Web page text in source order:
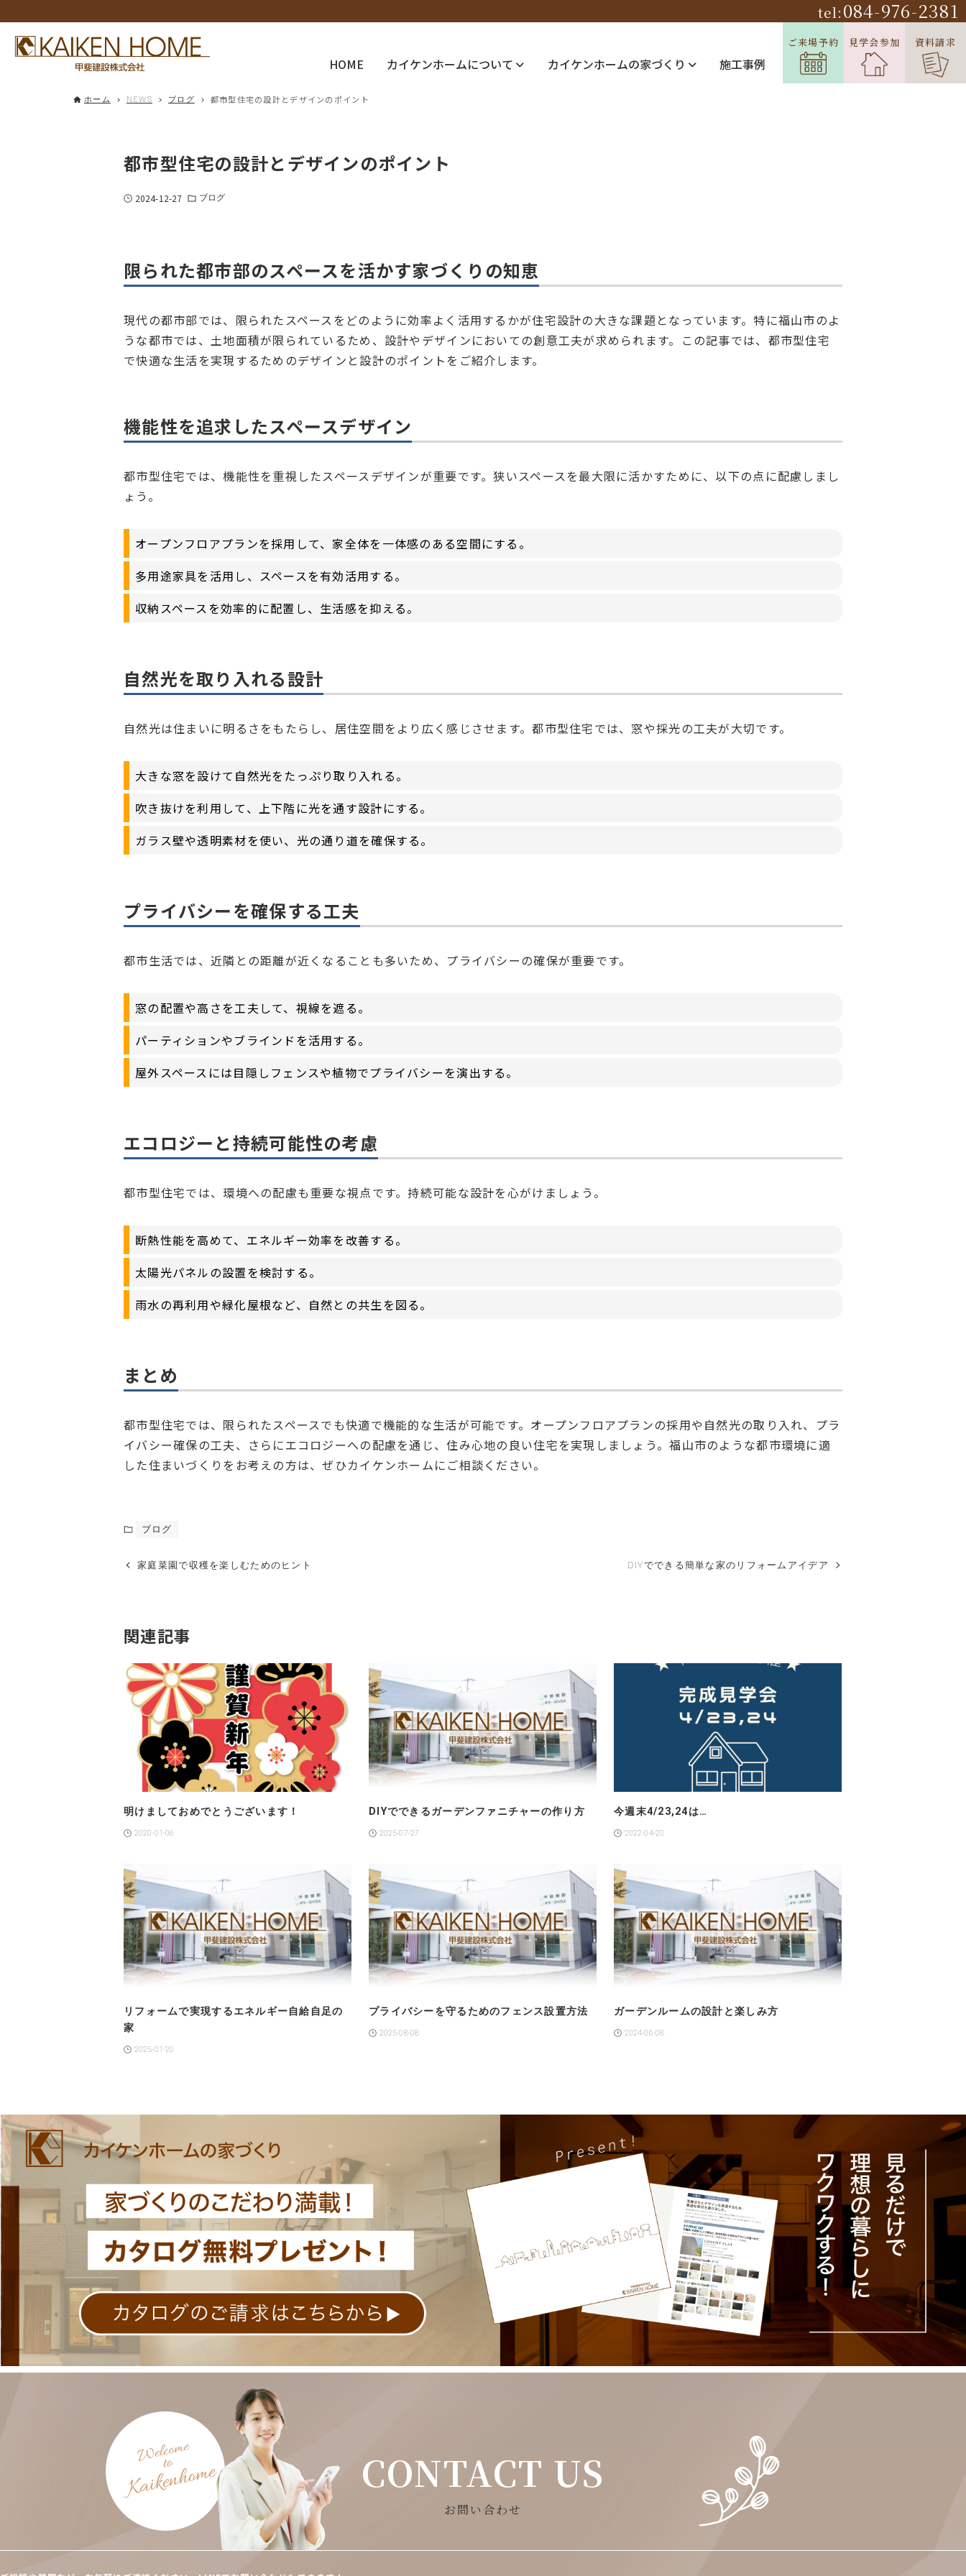
tel:084-976-2381
HOME カイケンホームについて カイケンホームの家づくり 施工事例
ご来場予約 見学会参加 資料請求
ホーム NEWS ブログ 都市型住宅の設計とデザインのポイント
都市型住宅の設計とデザインのポイント
2024-12-27 ブログ
限られた都市部のスペースを活かす家づくりの知恵
現代の都市部では、限られたスペースをどのように効率よく活用するかが住宅設計の大きな課題となっています。特に福山市のよ
うな都市では、土地面積が限られているため、設計やデザインにおいての創意工夫が求められます。この記事では、都市型住宅
で快適な生活を実現するためのデザインと設計のポイントをご紹介します。
機能性を追求したスペースデザイン
都市型住宅では、機能性を重視したスペースデザインが重要です。狭いスペースを最大限に活かすために、以下の点に配慮しまし
ょう。
オープンフロアプランを採用して、家全体を一体感のある空間にする。
多用途家具を活用し、スペースを有効活用する。
収納スペースを効率的に配置し、生活感を抑える。
自然光を取り入れる設計
自然光は住まいに明るさをもたらし、居住空間をより広く感じさせます。都市型住宅では、窓や採光の工夫が大切です。
大きな窓を設けて自然光をたっぷり取り入れる。
吹き抜けを利用して、上下階に光を通す設計にする。
ガラス壁や透明素材を使い、光の通り道を確保する。
プライバシーを確保する工夫
都市生活では、近隣との距離が近くなることも多いため、プライバシーの確保が重要です。
窓の配置や高さを工夫して、視線を遮る。
パーティションやブラインドを活用する。
屋外スペースには目隠しフェンスや植物でプライバシーを演出する。
エコロジーと持続可能性の考慮
都市型住宅では、環境への配慮も重要な視点です。持続可能な設計を心がけましょう。
断熱性能を高めて、エネルギー効率を改善する。
太陽光パネルの設置を検討する。
雨水の再利用や緑化屋根など、自然との共生を図る。
まとめ
都市型住宅では、限られたスペースでも快適で機能的な生活が可能です。オープンフロアプランの採用や自然光の取り入れ、プラ
イバシー確保の工夫、さらにエコロジーへの配慮を通じ、住み心地の良い住宅を実現しましょう。福山市のような都市環境に適
した住まいづくりをお考えの方は、ぜひカイケンホームにご相談ください。
ブログ
家庭菜園で収穫を楽しむためのヒント DIYでできる簡単な家のリフォームアイデア
関連記事
明けましておめでとうございます！
2020-01-06
DIYでできるガーデンファニチャーの作り方
2025-07-27
今週末4/23,24は…
2022-04-20
リフォームで実現するエネルギー自給自足の
家
2025-01-20
プライバシーを守るためのフェンス設置方法
2025-08-08
ガーデンルームの設計と楽しみ方
2024-06-08
CONTACT US
お問い合わせ